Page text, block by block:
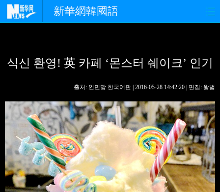
新華網韓國語
경제 사회 포토
핫 TV 문화
연예 관광 오피니언
생생 중국어
식신 환영! 英 카페 ‘몬스터 쉐이크’ 인기
출처: 인민망 한국어판 | 2016-05-28 14:42:20 | 편집: 왕범